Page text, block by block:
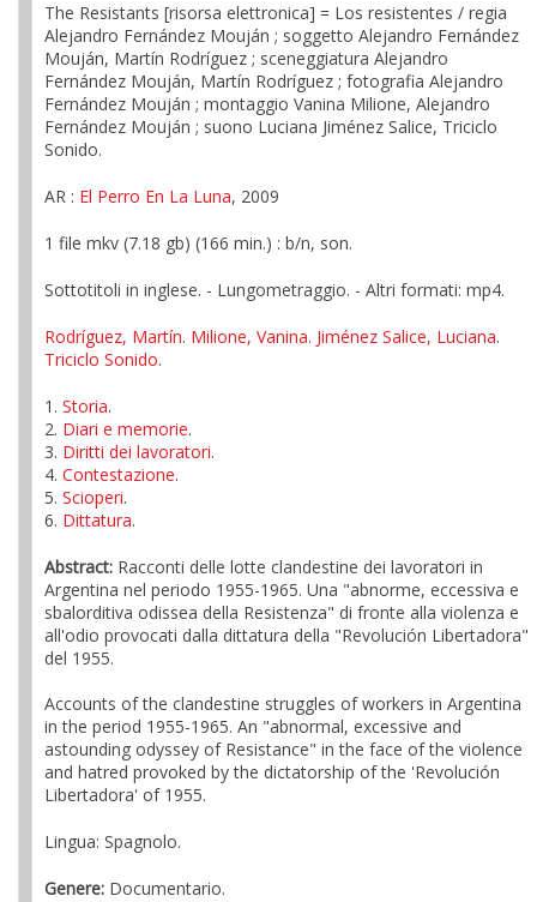
The Resistants [risorsa elettronica] = Los resistentes / regia
Alejandro Fernández Mouján ; soggetto Alejandro Fernández
Mouján, Martín Rodríguez ; sceneggiatura Alejandro
Fernández Mouján, Martín Rodríguez ; fotografia Alejandro
Fernández Mouján ; montaggio Vanina Milione, Alejandro
Fernández Mouján ; suono Luciana Jiménez Salice, Triciclo
Sonido.
AR : El Perro En La Luna, 2009
1 file mkv (7.18 gb) (166 min.) : b/n, son.
Sottotitoli in inglese. - Lungometraggio. - Altri formati: mp4.
Rodríguez, Martín. Milione, Vanina. Jiménez Salice, Luciana.
Triciclo Sonido.
1. Storia.
2. Diari e memorie.
3. Diritti dei lavoratori.
4. Contestazione.
5. Scioperi.
6. Dittatura.
Abstract: Racconti delle lotte clandestine dei lavoratori in
Argentina nel periodo 1955-1965. Una "abnorme, eccessiva e
sbalorditiva odissea della Resistenza" di fronte alla violenza e
all'odio provocati dalla dittatura della "Revolución Libertadora"
del 1955.
Accounts of the clandestine struggles of workers in Argentina
in the period 1955-1965. An "abnormal, excessive and
astounding odyssey of Resistance" in the face of the violence
and hatred provoked by the dictatorship of the 'Revolución
Libertadora' of 1955.
Lingua: Spagnolo.
Genere: Documentario.